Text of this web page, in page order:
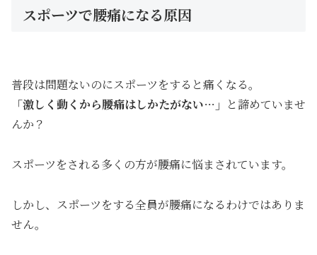
スポーツで腰痛になる原因
普段は問題ないのにスポーツをすると痛くなる。
「激しく動くから腰痛はしかたがない…」 と諦めていませ
んか？
スポーツをされる多くの方が腰痛に悩まされています。
しかし、スポーツをする全員が腰痛になるわけではありま
せん。